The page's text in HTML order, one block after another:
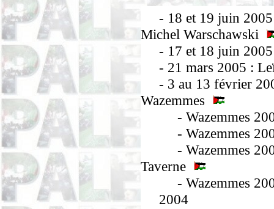
- 18 et 19 juin
Michel Warschawski
- 17 et 18 juin 2005
- 21 mars 2005 :
- 3 au 13 février
Wazemmes
- Wazemmes
- Wazemmes
- Wazemmes 2005
Taverne
- Wazemmes
2004